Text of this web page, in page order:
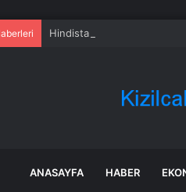
Hindistan’da Sel ve
ANASAYFA HABER